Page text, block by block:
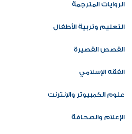
الروايات المترجمة
التعليم وتربية الأطفال
القصص القصيرة
الفقه الإسلامي
علوم الكمبيوتر والإنترنت
الإعلام والصحافة